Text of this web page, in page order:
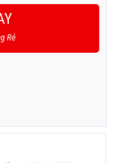
Rẻ